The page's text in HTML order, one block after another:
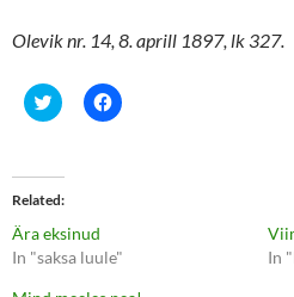
Olevik nr. 14, 8. aprill 1897, lk 327.
C
l
t
o
s
h
a
r
e
C
l
r
e
Related
Ära eksinud
In "saksa luule"
In